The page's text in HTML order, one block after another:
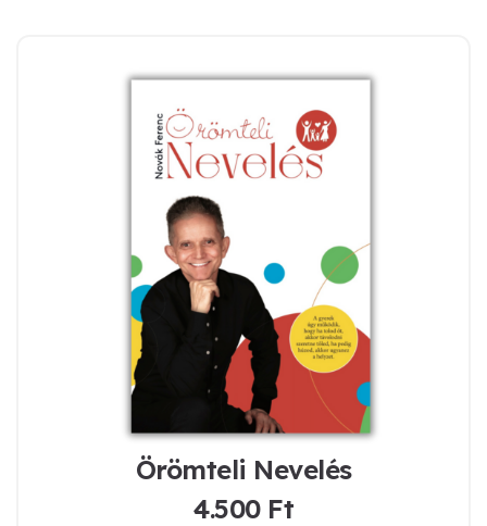
Örömteli Nevelés
4.500 Ft